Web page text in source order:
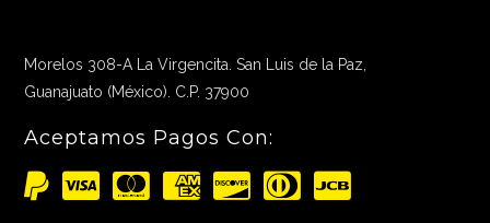
Morelos 308-A La Virgencita. San Luis de la Paz,
Guanajuato (México). C.P. 37900
Aceptamos Pagos Con: